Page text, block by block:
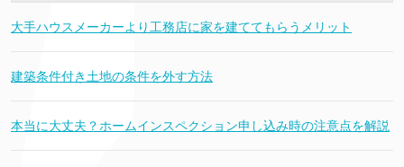
大手ハウスメーカーより工務店に家を建ててもらうメリット
建築条件付き土地の条件を外す方法
本当に大丈夫？ホームインスペクション申し込み時の注意点を解説